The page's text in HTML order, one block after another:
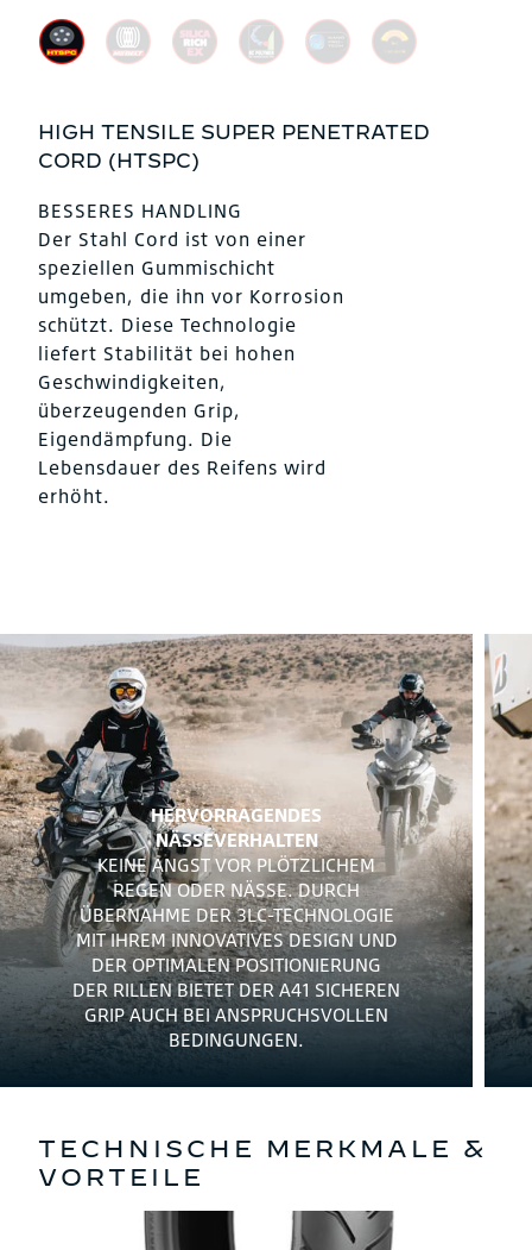
HIGH TENSILE SUPER PENETRATED
CORD (HTSPC)
BESSERES HANDLING
Der Stahl Cord ist von einer
speziellen Gummischicht
umgeben, die ihn vor Korrosion
schützt. Diese Technologie
liefert Stabilität bei hohen
Geschwindigkeiten,
überzeugenden Grip,
Eigendämpfung. Die
Lebensdauer des Reifens wird
erhöht.
HERVORRAGENDES
NÄSSEVERHALTEN
KEINE ANGST VOR PLÖTZLICHEM
REGEN ODER NÄSSE. DURCH
ÜBERNAHME DER 3LC-TECHNOLOGIE
MIT IHREM INNOVATIVES DESIGN UND
DER OPTIMALEN POSITIONIERUNG
DER RILLEN BIETET DER A41 SICHEREN
GRIP AUCH BEI ANSPRUCHSVOLLEN
BEDINGUNGEN.
TECHNISCHE MERKMALE &
VORTEILE